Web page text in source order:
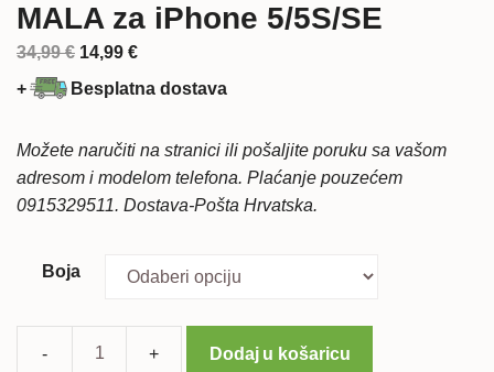
MALA za iPhone 5/5S/SE
34,99€ Izvorna
cijena
34,99 €.
14,99 €Trenutna
cijena
+ Besplatna dostava
Možete naručiti na stranici ili pošaljite poruku sa vašom
adresom i modelom telefona. Plaćanje pouzećem
0915329511. Dostava-Pošta Hrvatska.
Boja
Ekskluzivna
Dodaj u košaricu